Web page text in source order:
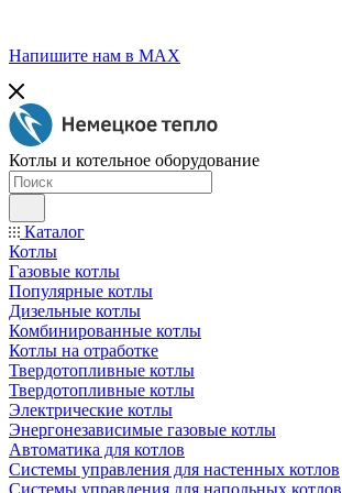
Напишите нам в МАХ
Котлы и котельное оборудование
Каталог
Котлы
Газовые котлы
Популярные котлы
Дизельные котлы
Комбинированные котлы
Котлы на отработке
Твердотопливные котлы
Твердотопливные котлы
Электрические котлы
Энергонезависимые газовые котлы
Автоматика для котлов
Системы управления для настенных котлов
Системы управления для напольных котлов